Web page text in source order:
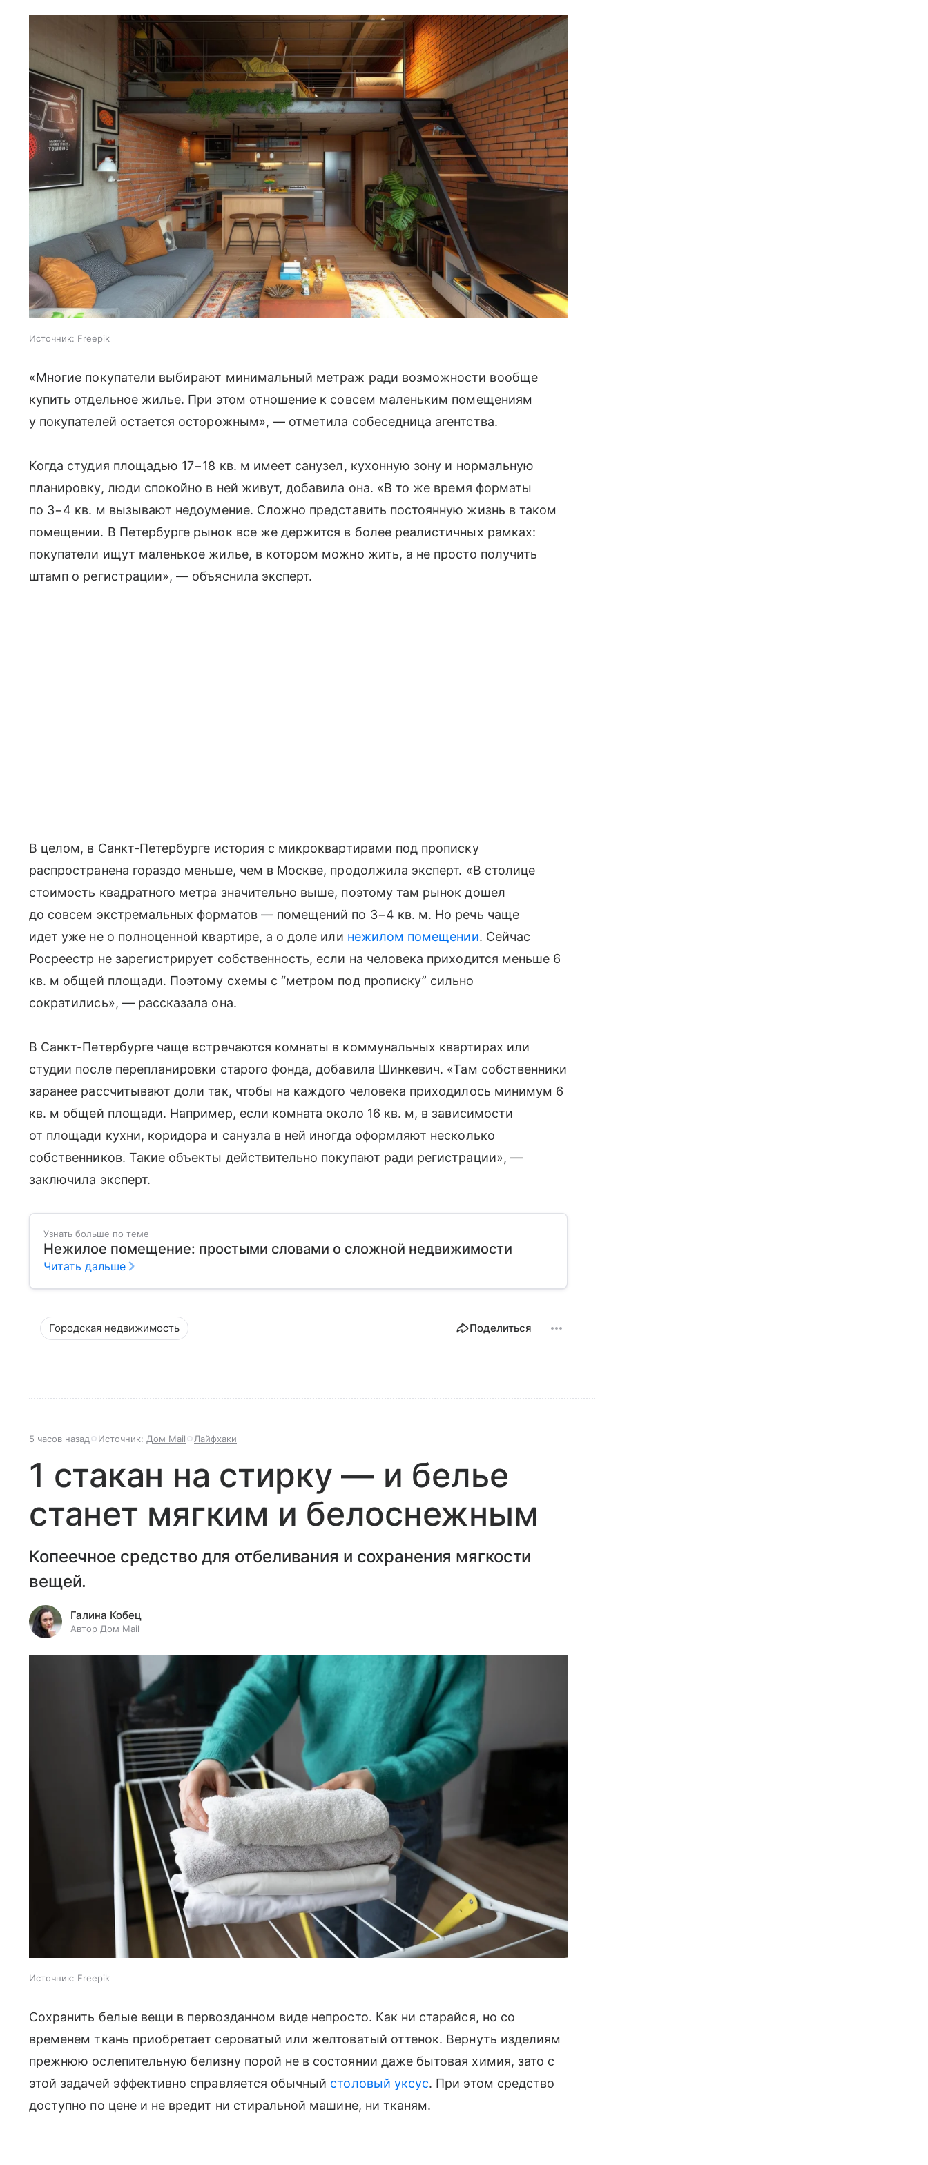
Источник: Freepik
«Многие покупатели выбирают минимальный метраж ради возможности вообще
купить отдельное жилье. При этом отношение к совсем маленьким помещениям
у покупателей остается осторожным», — отметила собеседница агентства.
Когда студия площадью 17−18 кв. м имеет санузел, кухонную зону и нормальную
планировку, люди спокойно в ней живут, добавила она. «В то же время форматы
по 3−4 кв. м вызывают недоумение. Сложно представить постоянную жизнь в таком
помещении. В Петербурге рынок все же держится в более реалистичных рамках:
покупатели ищут маленькое жилье, в котором можно жить, а не просто получить
штамп о регистрации», — объяснила эксперт.
В целом, в Санкт-Петербурге история с микроквартирами под прописку
распространена гораздо меньше, чем в Москве, продолжила эксперт. «В столице
стоимость квадратного метра значительно выше, поэтому там рынок дошел
до совсем экстремальных форматов — помещений по 3−4 кв. м. Но речь чаще
идет уже не о полноценной квартире, а о доле или нежилом помещении. Сейчас
Росреестр не зарегистрирует собственность, если на человека приходится меньше 6
кв. м общей площади. Поэтому схемы с “метром под прописку” сильно
сократились», — рассказала она.
В Санкт-Петербурге чаще встречаются комнаты в коммунальных квартирах или
студии после перепланировки старого фонда, добавила Шинкевич. «Там собственники
заранее рассчитывают доли так, чтобы на каждого человека приходилось минимум 6
кв. м общей площади. Например, если комната около 16 кв. м, в зависимости
от площади кухни, коридора и санузла в ней иногда оформляют несколько
собственников. Такие объекты действительно покупают ради регистрации», —
заключила эксперт.
Узнать больше по теме
Нежилое помещение: простыми словами о сложной недвижимости
Читать дальше
Городская недвижимость Поделиться
5 часов назад Источник: Дом Mail Лайфхаки
1 стакан на стирку — и белье
станет мягким и белоснежным
Копеечное средство для отбеливания и сохранения мягкости
вещей.
Галина Кобец
Автор Дом Mail
Источник: Freepik
Сохранить белые вещи в первозданном виде непросто. Как ни старайся, но со
временем ткань приобретает сероватый или желтоватый оттенок. Вернуть изделиям
прежнюю ослепительную белизну порой не в состоянии даже бытовая химия, зато с
этой задачей эффективно справляется обычный столовый уксус. При этом средство
доступно по цене и не вредит ни стиральной машине, ни тканям.